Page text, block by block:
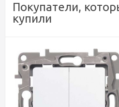
Покупатели,
купили